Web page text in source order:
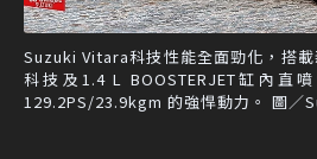
Suzuki Vitara科技性能全面勁化，搭載
科技及1.4 L BOOSTERJET缸內直
129.2PS/23.9kgm 的強悍動力。 圖／